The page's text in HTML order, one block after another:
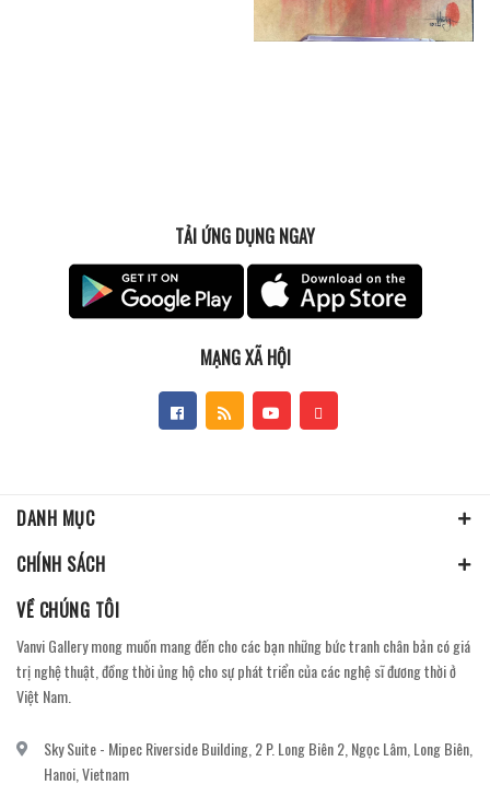
TẢI ỨNG DỤNG NGAY
MẠNG XÃ HỘI
DANH MỤC
CHÍNH SÁCH
VỀ CHÚNG TÔI
Vanvi Gallery mong muốn mang đến cho các bạn những bức tranh chân bản có giá
trị nghệ thuật, đồng thời ủng hộ cho sự phát triển của các nghệ sĩ đương thời ở
Việt Nam.
Sky Suite - Mipec Riverside Building, 2 P. Long Biên 2, Ngọc Lâm, Long Biên,
Hanoi, Vietnam